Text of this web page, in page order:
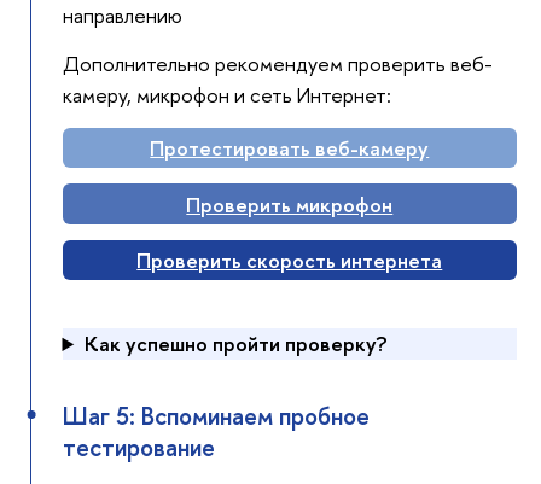
направлению
Дополнительно рекомендуем проверить веб-
камеру, микрофон и сеть Интернет:
Протестировать веб-камеру
Проверить микрофон
Проверить скорость интернета
Как успешно пройти проверку?
Шаг 5: Вспоминаем пробное
тестирование